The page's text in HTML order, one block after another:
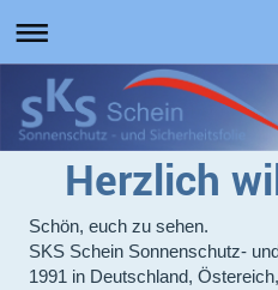
Herzlich
Schön, euch zu sehen.
SKS Schein Sonnenschutz-
1991 in Deutschland,